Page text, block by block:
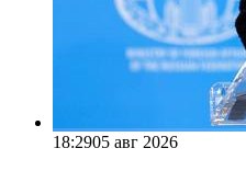
18:2905 авг 2026